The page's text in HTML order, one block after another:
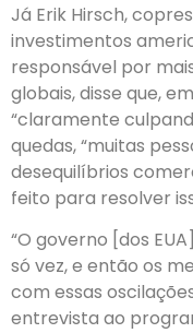
Já Erik Hirsch,
investimentos
responsável por
globais, disse que,
“claramente
quedas, “muitas
desequilíbrios
feito para resolver
“O governo [dos
só vez, e então os
com essas
entrevista ao